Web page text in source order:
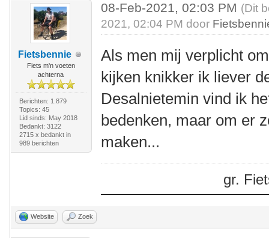
Fietsbennie
Fiets m'n voeten
achterna
Berichten: 1.879
Topics: 45
Lid sinds: May 2018
Bedankt: 3122
2715 x bedankt in
989 berichten
08-Feb-2021, 02:03 PM (Dit
2021, 02:04 PM door
Als men mij verplicht
kijken knikker ik liever
Desalnietemin vind ik
bedenken, maar om er
maken...
gr.
Website Zoek